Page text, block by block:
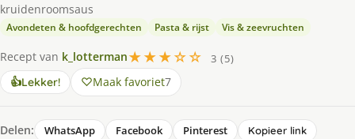
kruidenroomsaus
Avondeten & hoofdgerechten Pasta & rijst Vis & zeevruchten
Recept van k_lotterman★★★☆☆
3 (5)
👍Lekker! Maak favoriet7
Delen: WhatsApp Facebook Pinterest
Kopieer link